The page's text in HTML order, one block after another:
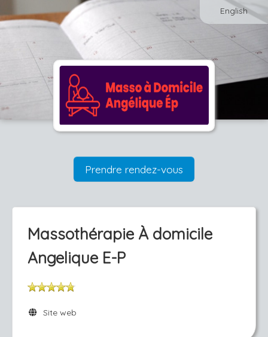
English
Prendre rendez-vous
Massothérapie À domicile
Angelique E-P
Site web